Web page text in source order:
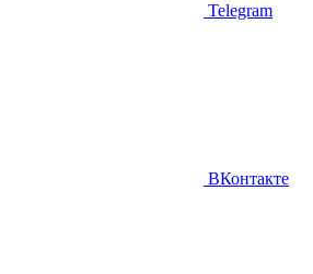
Telegram
ВКонтакте